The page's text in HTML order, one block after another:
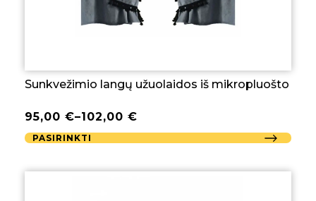
Sunkvežimio langų užuolaidos iš mikropluošto
95,00 €–102,00 €
PASIRINKTI